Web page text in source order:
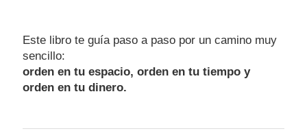
Este libro te guía paso a paso por un camino muy
sencillo:
orden en tu espacio, orden en tu tiempo y
orden en tu dinero.